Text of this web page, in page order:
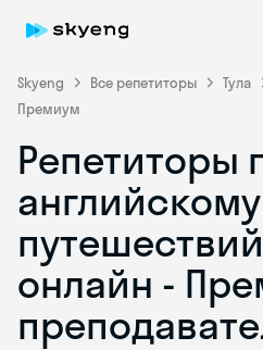
Skyeng Все репетиторы Тула
Премиум
Репетиторы
онлайн -
Skyeng Chat